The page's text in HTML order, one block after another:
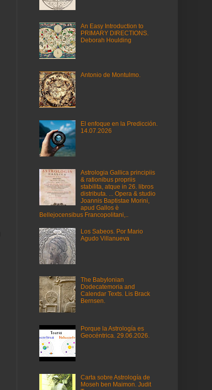
An Easy Introduction to
PRIMARY DIRECTIONS.
Deborah Houlding
Antonio de Montulmo.
El enfoque en la Predicción.
14.07.2026
Astrologia Gallica principiis
& rationibus propriis
stabilita, atque in 26. libros
distributa. ... Opera & studio
Joannis Baptistae Morini,
apud Gallos è
Bellejocensibus Francopolitani,..
Los Sabeos. Por Mario
Agudo Villanueva
The Babylonian
Dodecatemoria and
Calendar Texts. Lis Brack
Bernsen.
Porque la Astrología es
Geocéntrica. 29.06.2026.
Carta sobre Astrología de
Moseh ben Maimon. Judit